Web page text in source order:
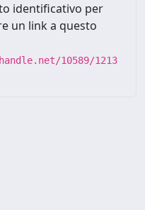
identificativo per
un link a questo
10589/1213